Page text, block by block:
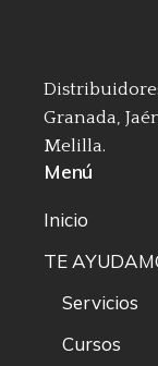
Granada,
Melilla.
Menú
Inicio
TE
Servicios
Cursos